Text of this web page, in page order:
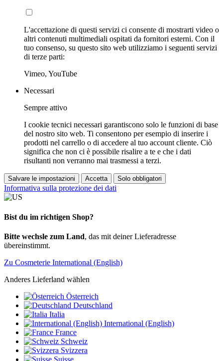
L'accettazione di questi servizi ci consente di mostrarti video o
altri contenuti multimediali ospitati da fornitori esterni. Con il
tuo consenso, su questo sito web utilizziamo i seguenti servizi
di terze parti:
Vimeo, YouTube
Necessari
Sempre attivo
I cookie tecnici necessari garantiscono solo le funzioni di base
del nostro sito web. Ti consentono per esempio di inserire i
prodotti nel carrello o di accedere al tuo account cliente. Ciò
significa che non ci è possibile risalire a te e che i dati
risultanti non verranno mai trasmessi a terzi.
Salvare le impostazioni Accetta Solo obbligatori
Informativa sulla protezione dei dati
Bist du im richtigen Shop?
Bitte wechsle zum Land, das mit deiner Lieferadresse
übereinstimmt.
Zu Cosmeterie International (English)
Anderes Lieferland wählen
Österreich
Deutschland
Italia
International (English)
France
Schweiz
Svizzera
Suisse